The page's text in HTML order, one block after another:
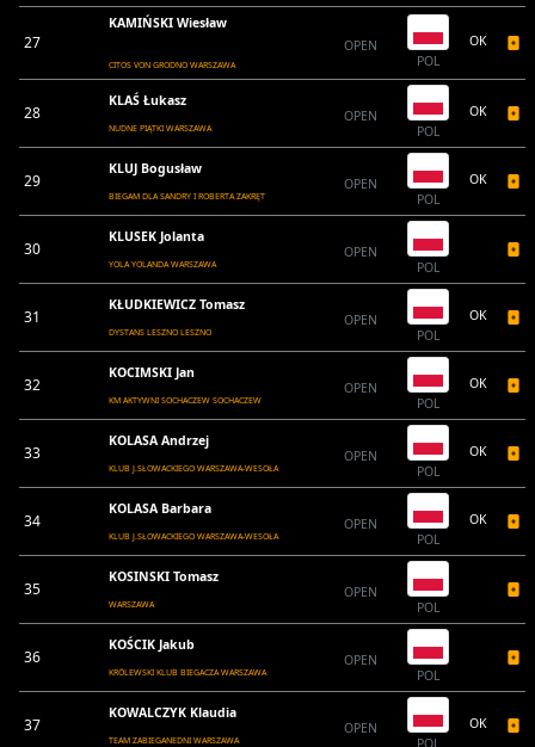
27
KAMIŃSKI Wiesław
CITOS VON GRODNO WARSZAWA
OPEN
POL
OK
28
KLAŚ Łukasz
NUDNE PIĄTKI WARSZAWA
OPEN
POL
OK
29
KLUJ Bogusław
BIEGAM DLA SANDRY I ROBERTA ZAKRĘT
OPEN
POL
OK
30
KLUSEK Jolanta
YOLA YOLANDA WARSZAWA
OPEN
POL
31
KŁUDKIEWICZ Tomasz
DYSTANS LESZNO LESZNO
OPEN
POL
OK
32
KOCIMSKI Jan
KM AKTYWNI SOCHACZEW SOCHACZEW
OPEN
POL
OK
33
KOLASA Andrzej
KLUB J.SŁOWACKIEGO WARSZAWA-WESOŁA
OPEN
POL
OK
34
KOLASA Barbara
KLUB J.SŁOWACKIEGO WARSZAWA-WESOŁA
OPEN
POL
OK
35
KOSINSKI Tomasz
WARSZAWA
OPEN
POL
36
KOŚCIK Jakub
KRÓLEWSKI KLUB BIEGACZA WARSZAWA
OPEN
POL
37
KOWALCZYK Klaudia
TEAM ZABIEGANEDNI WARSZAWA
OPEN
POL
OK